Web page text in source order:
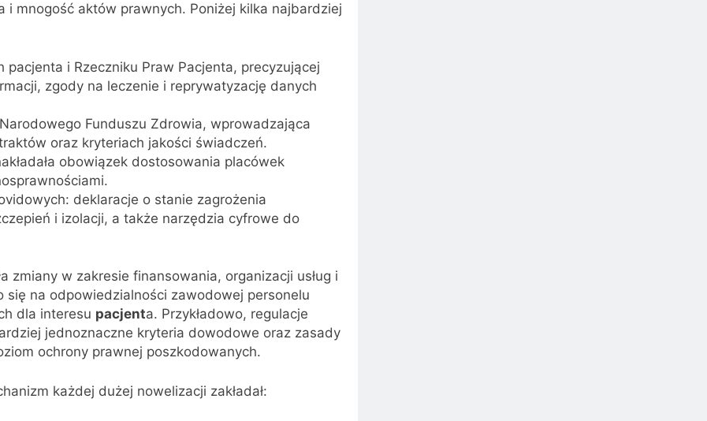
i mnogość aktów prawnych. Poniżej kilka najbardziej
i Rzeczniku Praw Pacjenta, precyzującej
zgody na leczenie i reprywatyzację danych
Funduszu Zdrowia, wprowadzająca
oraz kryteriach jakości świadczeń.
obowiązek dostosowania placówek
deklaracje o stanie zagrożenia
i izolacji, a także narzędzia cyfrowe do
zmiany w zakresie finansowania, organizacji usług i
się na odpowiedzialności zawodowej personelu
dla interesu pacjenta. Przykładowo, regulacje
jednoznaczne kryteria dowodowe oraz zasady
ochrony prawnej poszkodowanych.
każdej dużej nowelizacji zakładał: